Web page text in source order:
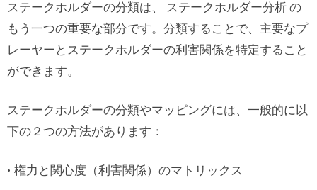
ステークホルダーの分類は、 ステークホルダー分析 の
もう一つの重要な部分です。分類することで、主要なプ
レーヤーとステークホルダーの利害関係を特定すること
ができます。
ステークホルダーの分類やマッピングには、一般的に以
下の２つの方法があります：
権力と関心度（利害関係）のマトリックス